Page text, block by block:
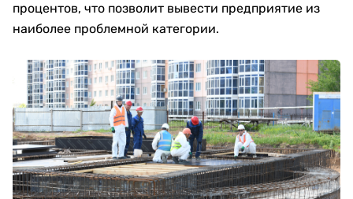
процентов, что позволит вывести предприятие из
наиболее проблемной категории.